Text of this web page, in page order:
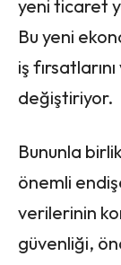
yeni ticaret
Bu yeni
iş
değiştiriyor.
Bununla
önemli
verilerinin
güvenliği,